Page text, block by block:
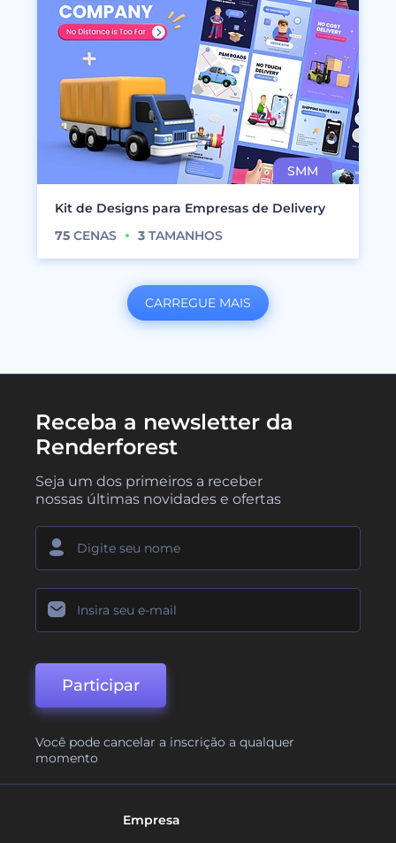
Kit de Designs para Empresas de Delivery
75 CENAS 3 TAMANHOS
CARREGUE MAIS
Receba a newsletter da
Renderforest
Seja um dos primeiros a receber
nossas últimas novidades e ofertas
Participar
Você pode cancelar a inscrição a qualquer
momento
Empresa